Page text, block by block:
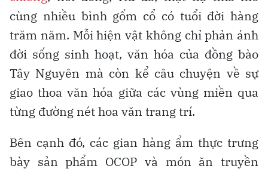
cùng nhiều bình gốm cổ có tuổi đời hàng
trăm năm. Mỗi hiện vật không chỉ phản ánh
đời sống sinh hoạt, văn hóa của đồng bào
Tây Nguyên mà còn kể câu chuyện về sự
giao thoa văn hóa giữa các vùng miền qua
từng đường nét hoa văn trang trí.
Bên cạnh đó, các gian hàng ẩm thực trưng
bày sản phẩm OCOP và món ăn truyền